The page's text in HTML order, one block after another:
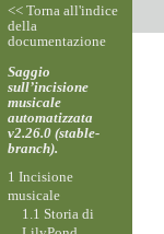
<< Torna all'indice
della
documentazione
Saggio
sull’incisione
musicale
automatizzata
v2.26.0 (stable-
branch).
1 Incisione
musicale
1.1 Storia di